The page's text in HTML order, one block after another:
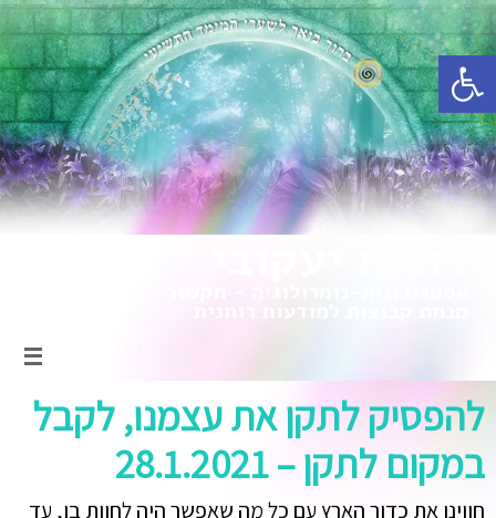
פתח סרגל נגישות
להפסיק לתקן את עצמנו, לקבל
במקום לתקן – 28.1.2021
חווינו את כדור הארץ עם כל מה שאפשר היה לחוות בו, עד